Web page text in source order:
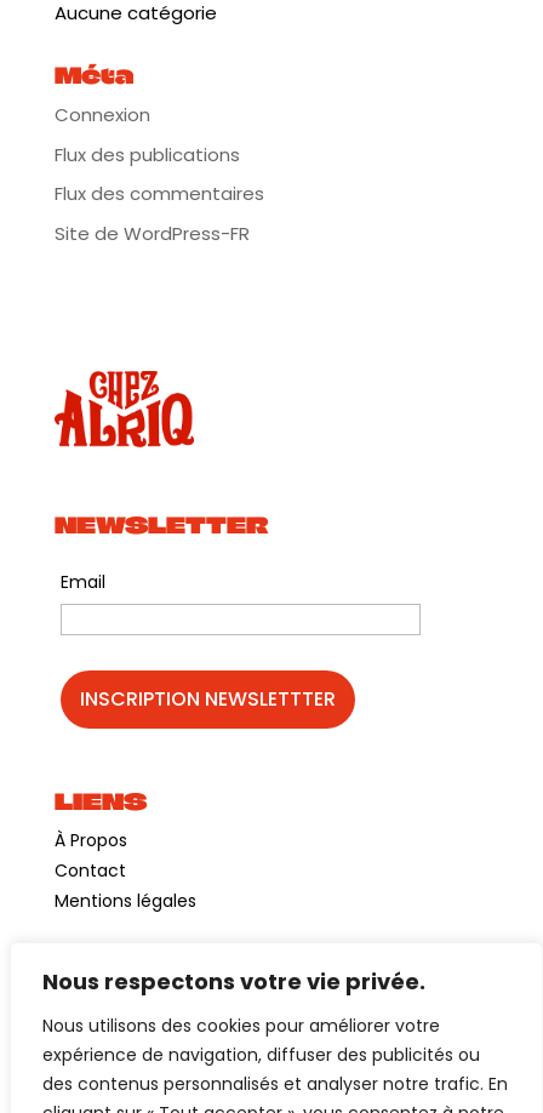
Nous respectons votre vie privée.
Nous utilisons des cookies pour améliorer votre
expérience de navigation, diffuser des publicités ou
des contenus personnalisés et analyser notre trafic. En
Aucune catégorie
Méta
Connexion
Flux des publications
Flux des commentaires
Site de WordPress-FR
NEWSLETTER
Email
LIENS
À Propos
Contact
Mentions légales
©GuinguetteChezAlriq2026
Création site internetYOSOY studio